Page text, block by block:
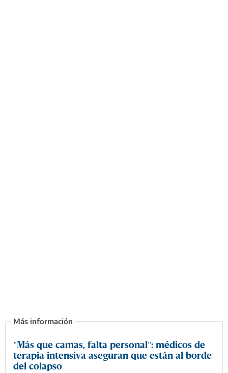
"Más que camas, falta personal": médicos de
terapia intensiva aseguran que están al borde
del colapso